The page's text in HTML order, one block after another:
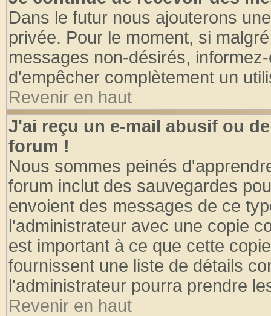
Dans le futur nous ajouterons
privée. Pour le moment, si
messages non-désirés,
d'empêcher complètement un
Revenir en haut
J'ai reçu un e-mail abusif ou
forum !
Nous sommes peinés
forum inclut des sauvegardes
envoient des messages de ce
l'administrateur avec une copie
est important à ce que cette
fournissent une liste de détails
l'administrateur pourra prendre
Revenir en haut